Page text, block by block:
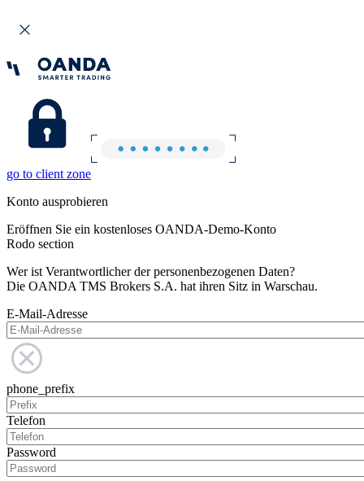
go to client zone
Konto ausprobieren
Eröffnen Sie ein kostenloses OANDA-Demo-Konto
Rodo section
Wer ist Verantwortlicher der personenbezogenen Daten?
Die OANDA TMS Brokers S.A. hat ihren Sitz in Warschau.
E-Mail-Adresse
phone_prefix
Telefon
Password